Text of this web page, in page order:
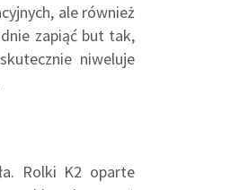
ale również
zapiąć but tak,
niweluje
Rolki K2 oparte